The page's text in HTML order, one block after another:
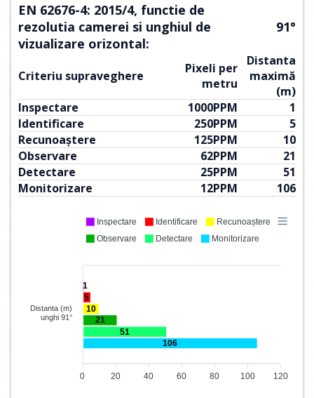
EN 62676-4: 2015/4, functie de
rezolutia camerei si unghiul de
vizualizare orizontal:
91°
Criteriu supraveghere
Pixeli per
metru
Distanta
maximă
(m)
Inspectare
1000PPM
1
Identificare
250PPM
5
Recunoaștere
125PPM
10
Observare
62PPM
21
Detectare
25PPM
51
Monitorizare
12PPM 106
1
5
10
21
51
106
Distanta (m)
unghi 91°
120
100
80
60
40
20
0
Inspectare Identificare
Recunoaștere
Observare
Detectare Monitorizare